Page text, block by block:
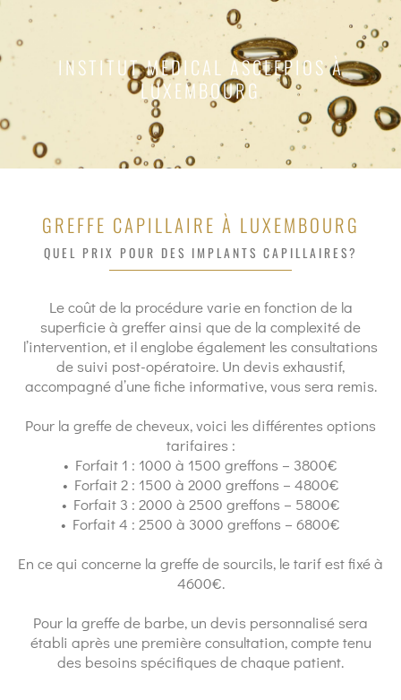
INSTITUT MEDICAL ASCLEPIOS À
LUXEMBOURG
GREFFE CAPILLAIRE À LUXEMBOURG
QUEL PRIX POUR DES IMPLANTS CAPILLAIRES?
Le coût de la procédure varie en fonction de la
superficie à greffer ainsi que de la complexité de
l’intervention, et il englobe également les consultations
de suivi post-opératoire. Un devis exhaustif,
accompagné d’une fiche informative, vous sera remis.
Pour la greffe de cheveux, voici les différentes options
tarifaires :
• Forfait 1 : 1000 à 1500 greffons – 3800€
• Forfait 2 : 1500 à 2000 greffons – 4800€
• Forfait 3 : 2000 à 2500 greffons – 5800€
• Forfait 4 : 2500 à 3000 greffons – 6800€
En ce qui concerne la greffe de sourcils, le tarif est fixé à
4600€.
Pour la greffe de barbe, un devis personnalisé sera
établi après une première consultation, compte tenu
des besoins spécifiques de chaque patient.